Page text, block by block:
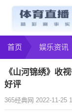
首页 娱乐资讯
《山河锦绣》收
好评
365经典网 2022-11-25